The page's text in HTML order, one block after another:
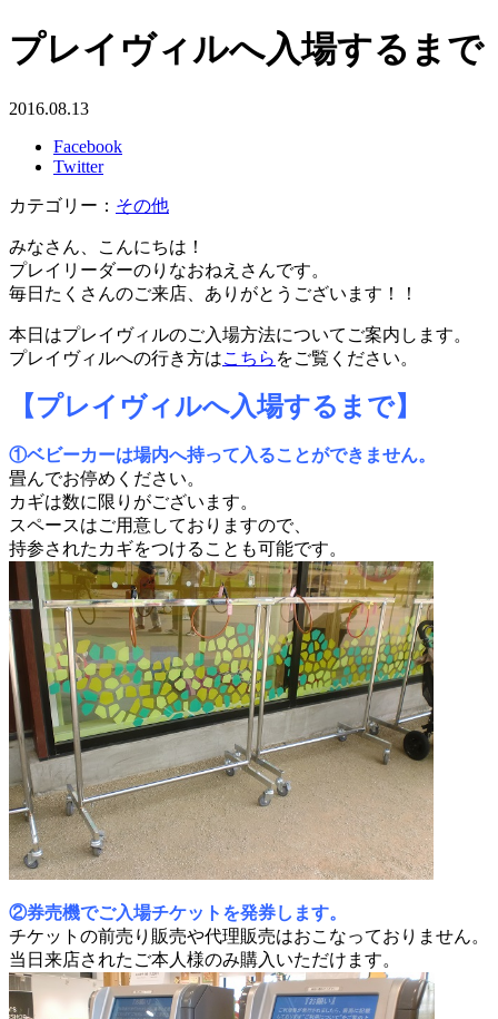
プレイヴィルへ入場するまで
2016.08.13
Facebook
Twitter
カテゴリー： その他
みなさん、こんにちは！
プレイリーダーのりなおねえさんです。
毎日たくさんのご来店、ありがとうございます！！
本日はプレイヴィルのご入場方法についてご案内します。
プレイヴィルへの行き方はこちら をご覧ください。
【プレイヴィルへ入場するまで】
①ベビーカーは場内へ持って入ることができません。
畳んでお停めください。
カギは数に限りがございます。
スペースはご用意しておりますので、
持参されたカギをつけることも可能です。
②券売機でご入場チケットを発券します。
チケットの前売り販売や代理販売はおこなっておりません。
当日来店されたご本人様のみ購入いただけます。